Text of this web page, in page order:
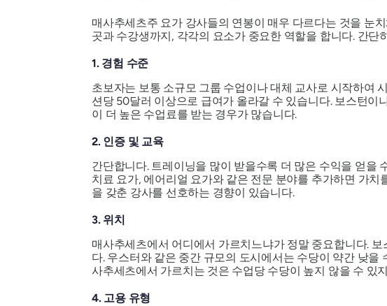
매사추세츠주 요가 강사들의 연봉이 매우 다르다는 것을 눈
곳과 수강생까지, 각각의 요소가 중요한 역할을 합니다. 간단
1. 경험 수준
초보자는 보통 소규모 그룹 수업이나 대체 교사로 시작하여
션당 50달러 이상으로 급여가 올라갈 수 있습니다. 보스턴
이 더 높은 수업료를 받는 경우가 많습니다.
2. 인증 및 교육
간단합니다. 트레이닝을 많이 받을수록 더 많은 수익을 얻을
치료 요가, 에어리얼 요가와 같은 전문 분야를 추가하면 가
을 갖춘 강사를 선호하는 경향이 있습니다.
3. 위치
매사추세츠에서 어디에서 가르치느냐가 정말 중요합니다.
다. 우스터와 같은 중간 규모의 도시에서는 수당이 약간 낮
사추세츠에서 가르치는 것은 수업당 수당이 높지 않을 수 있
4. 고용 유형